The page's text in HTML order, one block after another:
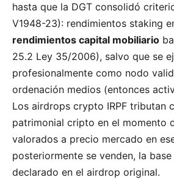
hasta que la DGT consolidó
V1948-23): rendimientos staking
rendimientos capital mobiliario
25.2 Ley 35/2006), salvo que se
profesionalmente como nodo
ordenación medios (entonces
Los airdrops crypto IRPF tributan
patrimonial cripto en el momento
valorados a precio mercado en
posteriormente se venden, la
declarado en el airdrop original.